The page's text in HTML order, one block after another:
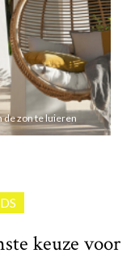
de zon te luieren
keuze voor